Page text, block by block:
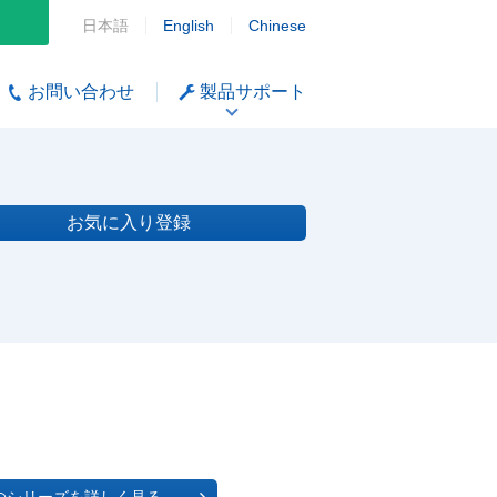
日本語 English Chinese
お問い合わせ 製品サポート
お気に入り登録